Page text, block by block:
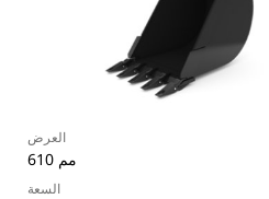
العرض
610 مم
السعة